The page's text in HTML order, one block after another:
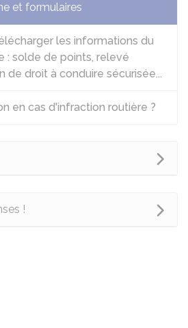
et formulaires
les informations du
: solde de points, relevé
de droit à conduire sécurisée...
en cas d'infraction routière ?
!